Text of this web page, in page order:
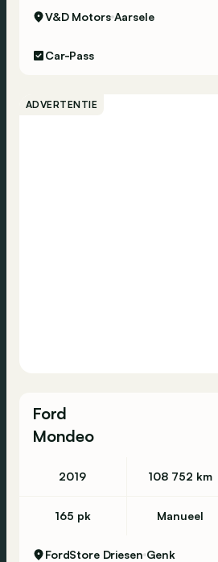
V&D Motors Aarsele
Car-Pass
ADVERTENTIE
Ford
Mondeo
2019 108 752 km
165 pk Manueel
FordStore Driesen Genk